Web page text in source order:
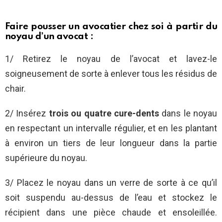
Faire pousser un avocatier chez soi à partir du
noyau d’un avocat :
1/ Retirez le noyau de l’avocat et lavez-le
soigneusement de sorte à enlever tous les résidus de
chair.
2/ Insérez trois ou quatre cure-dentsdans le noyau
en respectant un intervalle régulier, et en les plantant
à environ un tiers de leur longueur dans la partie
supérieure du noyau.
3/ Placez le noyau dans un verre de sorte à ce qu’il
soit suspendu au-dessus de l’eau et stockez le
récipient dans une pièce chaude et ensoleillée.